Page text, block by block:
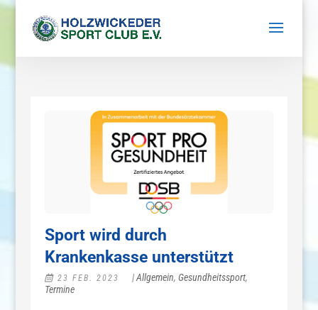
Sport wird durch
Krankenkasse unterstützt
23 FEB. 2023 |Allgemein, Gesundheitssport,
Termine